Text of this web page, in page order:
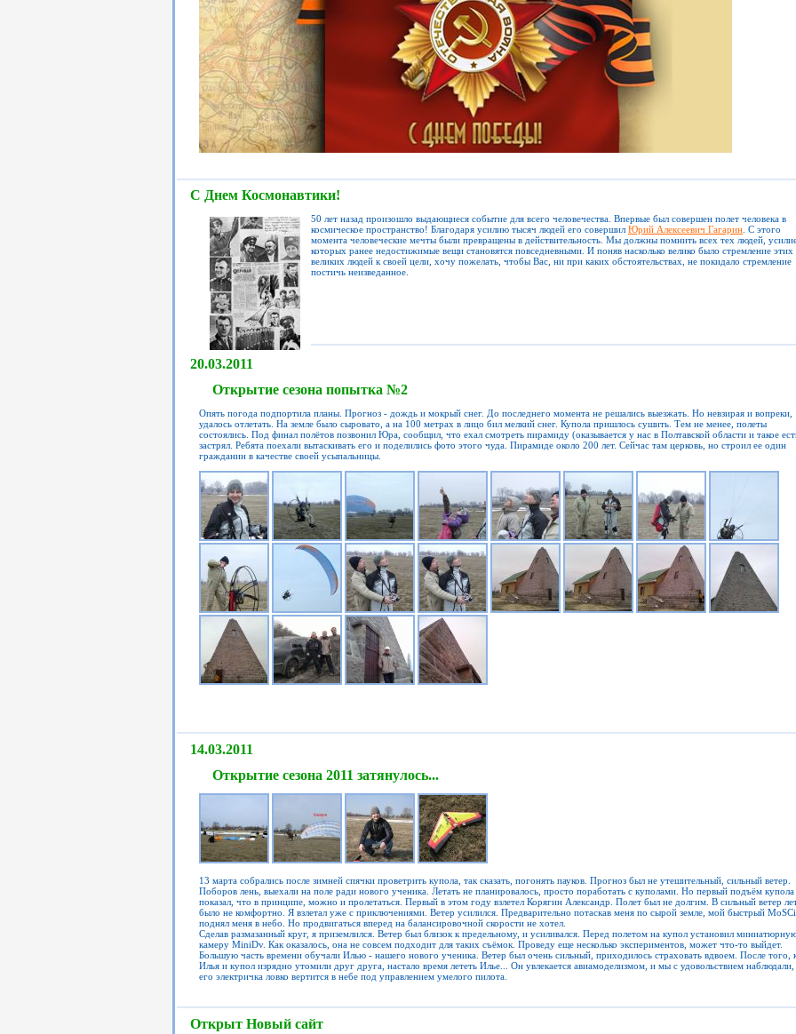
С Днем Космонавтики!
50 лет назад произошло выдающиеся событие для всего человечества. Впервые был совершен полет человека в
космическое пространство! Благодаря усилию тысяч людей его совершил Юрий Алексеевич Гагарин . С этого
момента человеческие мечты были превращены в действительность. Мы должны помнить всех тех людей,
которых ранее недостижимые вещи становятся повседневными. И поняв насколько велико было стремление этих
великих людей к своей цели, хочу пожелать, чтобы Вас, ни при каких обстоятельствах, не покидало стремление
постичь неизведанное.
20.03.2011
Открытие сезона попытка №2
Опять погода подпортила планы. Прогноз - дождь и мокрый снег. До последнего момента не решались выезжать. Но невзирая и вопреки,
удалось отлетать. На земле было сыровато, а на 100 метрах в лицо бил мелкий снег. Купола пришлось сушить. Тем не менее, полеты
состоялись. Под финал полётов позвонил Юра, сообщил, что ехал смотреть пирамиду (оказывается у нас в Полтавской области и такое
застрял. Ребята поехали вытаскивать его и поделились фото этого чуда. Пирамиде около 200 лет. Сейчас там церковь, но строил ее один
гражданин в качестве своей усыпальницы.
14.03.2011
Открытие сезона 2011 затянулось...
13 марта собрались после зимней спячки проветрить купола, так сказать, погонять пауков. Прогноз был не утешительный, сильный ветер.
Поборов лень, выехали на поле ради нового ученика. Летать не планировалось, просто поработать с куполами. Но первый подъём купола
показал, что в принципе, можно и пролетаться. Первый в этом году взлетел Корягин Александр. Полет был не долгим. В сильный ветер
было не комфортно. Я взлетал уже с приключениями. Ветер усилился. Предварительно потаскав меня по сырой земле, мой быстрый
поднял меня в небо. Но продвигаться вперед на балансировочной скорости не хотел.
Сделав размазанный круг, я приземлился. Ветер был близок к предельному, и усиливался. Перед полетом на купол установил
камеру MiniDv. Как оказалось, она не совсем подходит для таких съёмок. Проведу еще несколько экспериментов, может что-то выйдет.
Большую часть времени обучали Илью - нашего нового ученика. Ветер был очень сильный, приходилось страховать вдвоем. После того,
Илья и купол изрядно утомили друг друга, настало время лететь Илье... Он увлекается авиамоделизмом, и мы с удовольствием наблюдали,
его электричка ловко вертится в небе под управлением умелого пилота.
Открыт Новый сайт